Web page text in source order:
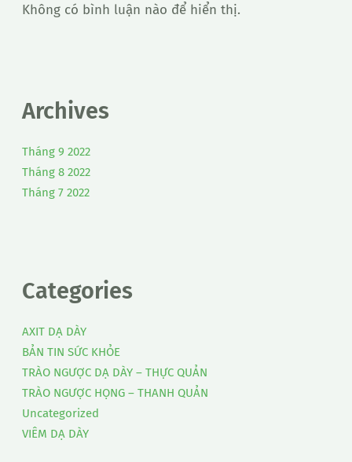
Không có bình luận nào để hiển thị.
Archives
Tháng 9 2022
Tháng 8 2022
Tháng 7 2022
Categories
AXIT DẠ DÀY
BẢN TIN SỨC KHỎE
TRÀO NGƯỢC DẠ DÀY – THỰC QUẢN
TRÀO NGƯỢC HỌNG – THANH QUẢN
Uncategorized
VIÊM DẠ DÀY